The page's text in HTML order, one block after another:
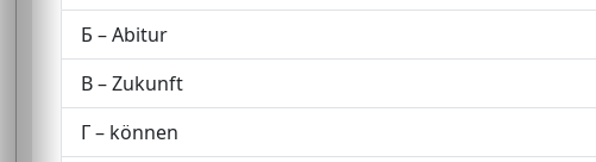
Б – Abitur
В – Zukunft
Г – können